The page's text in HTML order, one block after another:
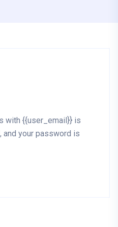
with {{user_email}} is
your password is